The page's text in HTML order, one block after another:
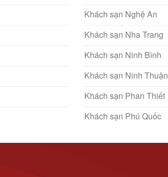
Khách sạn Nghệ An
Khách sạn Nha Trang
Khách sạn Ninh Bình
Khách sạn Ninh Thuận
Khách sạn Phan Thiết
Khách sạn Phú Quốc